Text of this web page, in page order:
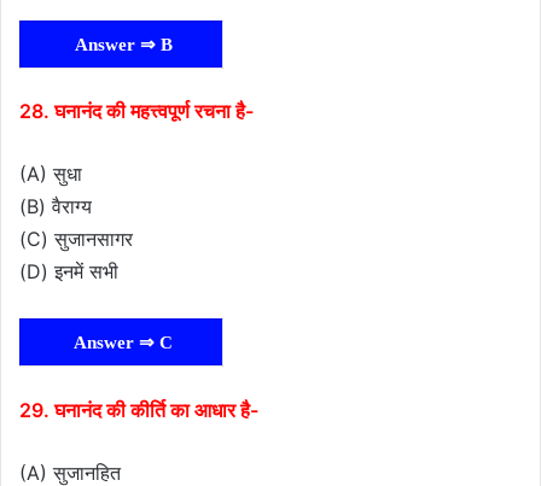
Answer ⇒ B
28. घनानंद की महत्त्वपूर्ण रचना है-
(A) सुधा
(B) वैराग्य
(C) सुजानसागर
(D) इनमें सभी
Answer ⇒ C
29. घनानंद की कीर्ति का आधार है-
(A) सुजानहित